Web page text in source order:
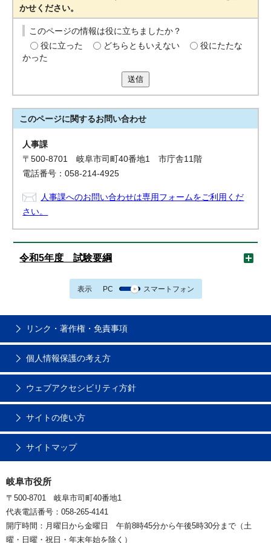
かせください。
このページの情報は役に立ちましたか？
役に立った
どちらともいえない
役にたたな
かった
送信
このページに関するお問い合わせ
人事課
〒500-8701 岐阜市司町40番地1 市庁舎11階
電話番号：058-214-4925
人事課へのお問い合わせは専用フォームをご利用くだ
さい。
令和5年度 試験要綱
表示 PC スマートフォン
リンク・著作権・免責事項
個人情報保護の考え方
ウェブアクセシビリティ方針
サイトの使い方
サイトマップ
岐阜市役所
〒500-8701 岐阜市司町40番地1
代表電話番号：058-265-4141
開庁時間：月曜日から金曜日 午前8時45分から午後5時30分まで（土
曜・日曜・祝日・年末年始を除く）